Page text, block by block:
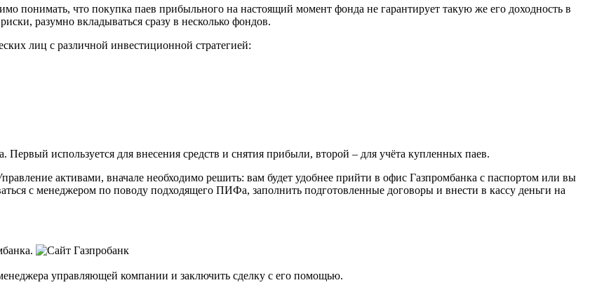
понимать, что покупка паев прибыльного на настоящий момент фонда не гарантирует такую же его доходность в
разумно вкладываться сразу в несколько фондов.
лиц с различной инвестиционной стратегией:
используется для внесения средств и снятия прибыли, второй – для учёта купленных паев.
активами, вначале необходимо решить: вам будет удобнее прийти в офис Газпромбанка с паспортом или вы
с менеджером по поводу подходящего ПИФа, заполнить подготовленные договоры и внести в кассу деньги на
управляющей компании и заключить сделку с его помощью.